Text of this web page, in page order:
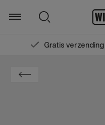
Gratis verzending
Zoeken